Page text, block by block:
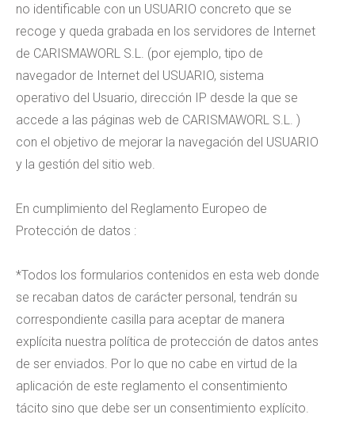
no identificable con un USUARIO concreto que se
recoge y queda grabada en los servidores de Internet
de CARISMAWORL S.L. (por ejemplo, tipo de
navegador de Internet del USUARIO, sistema
operativo del Usuario, dirección IP desde la que se
accede a las páginas web de CARISMAWORL S.L. )
con el objetivo de mejorar la navegación del USUARIO
y la gestión del sitio web.
En cumplimiento del Reglamento Europeo de
Protección de datos :
*Todos los formularios contenidos en esta web donde
se recaban datos de carácter personal, tendrán su
correspondiente casilla para aceptar de manera
explícita nuestra política de protección de datos antes
de ser enviados. Por lo que no cabe en virtud de la
aplicación de este reglamento el consentimiento
tácito sino que debe ser un consentimiento explícito.